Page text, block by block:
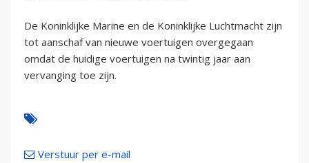
De Koninklijke Marine en de Koninklijke Luchtmacht zijn
tot aanschaf van nieuwe voertuigen overgegaan
omdat de huidige voertuigen na twintig jaar aan
vervanging toe zijn.
Verstuur per e-mail